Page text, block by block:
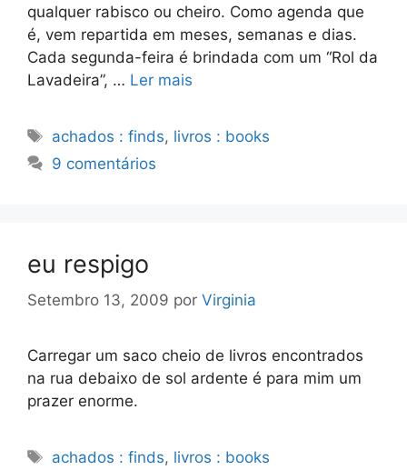
qualquer rabisco ou cheiro. Como agenda que
é, vem repartida em meses, semanas e dias.
Cada segunda-feira é brindada com um “Rol da
Lavadeira”, … Ler mais
Etiquetas
achados : finds, livros : books
9 comentários
eu respigo
Setembro 13, 2009 por Virginia
Carregar um saco cheio de livros encontrados
na rua debaixo de sol ardente é para mim um
prazer enorme.
Etiquetas
achados : finds, livros : books